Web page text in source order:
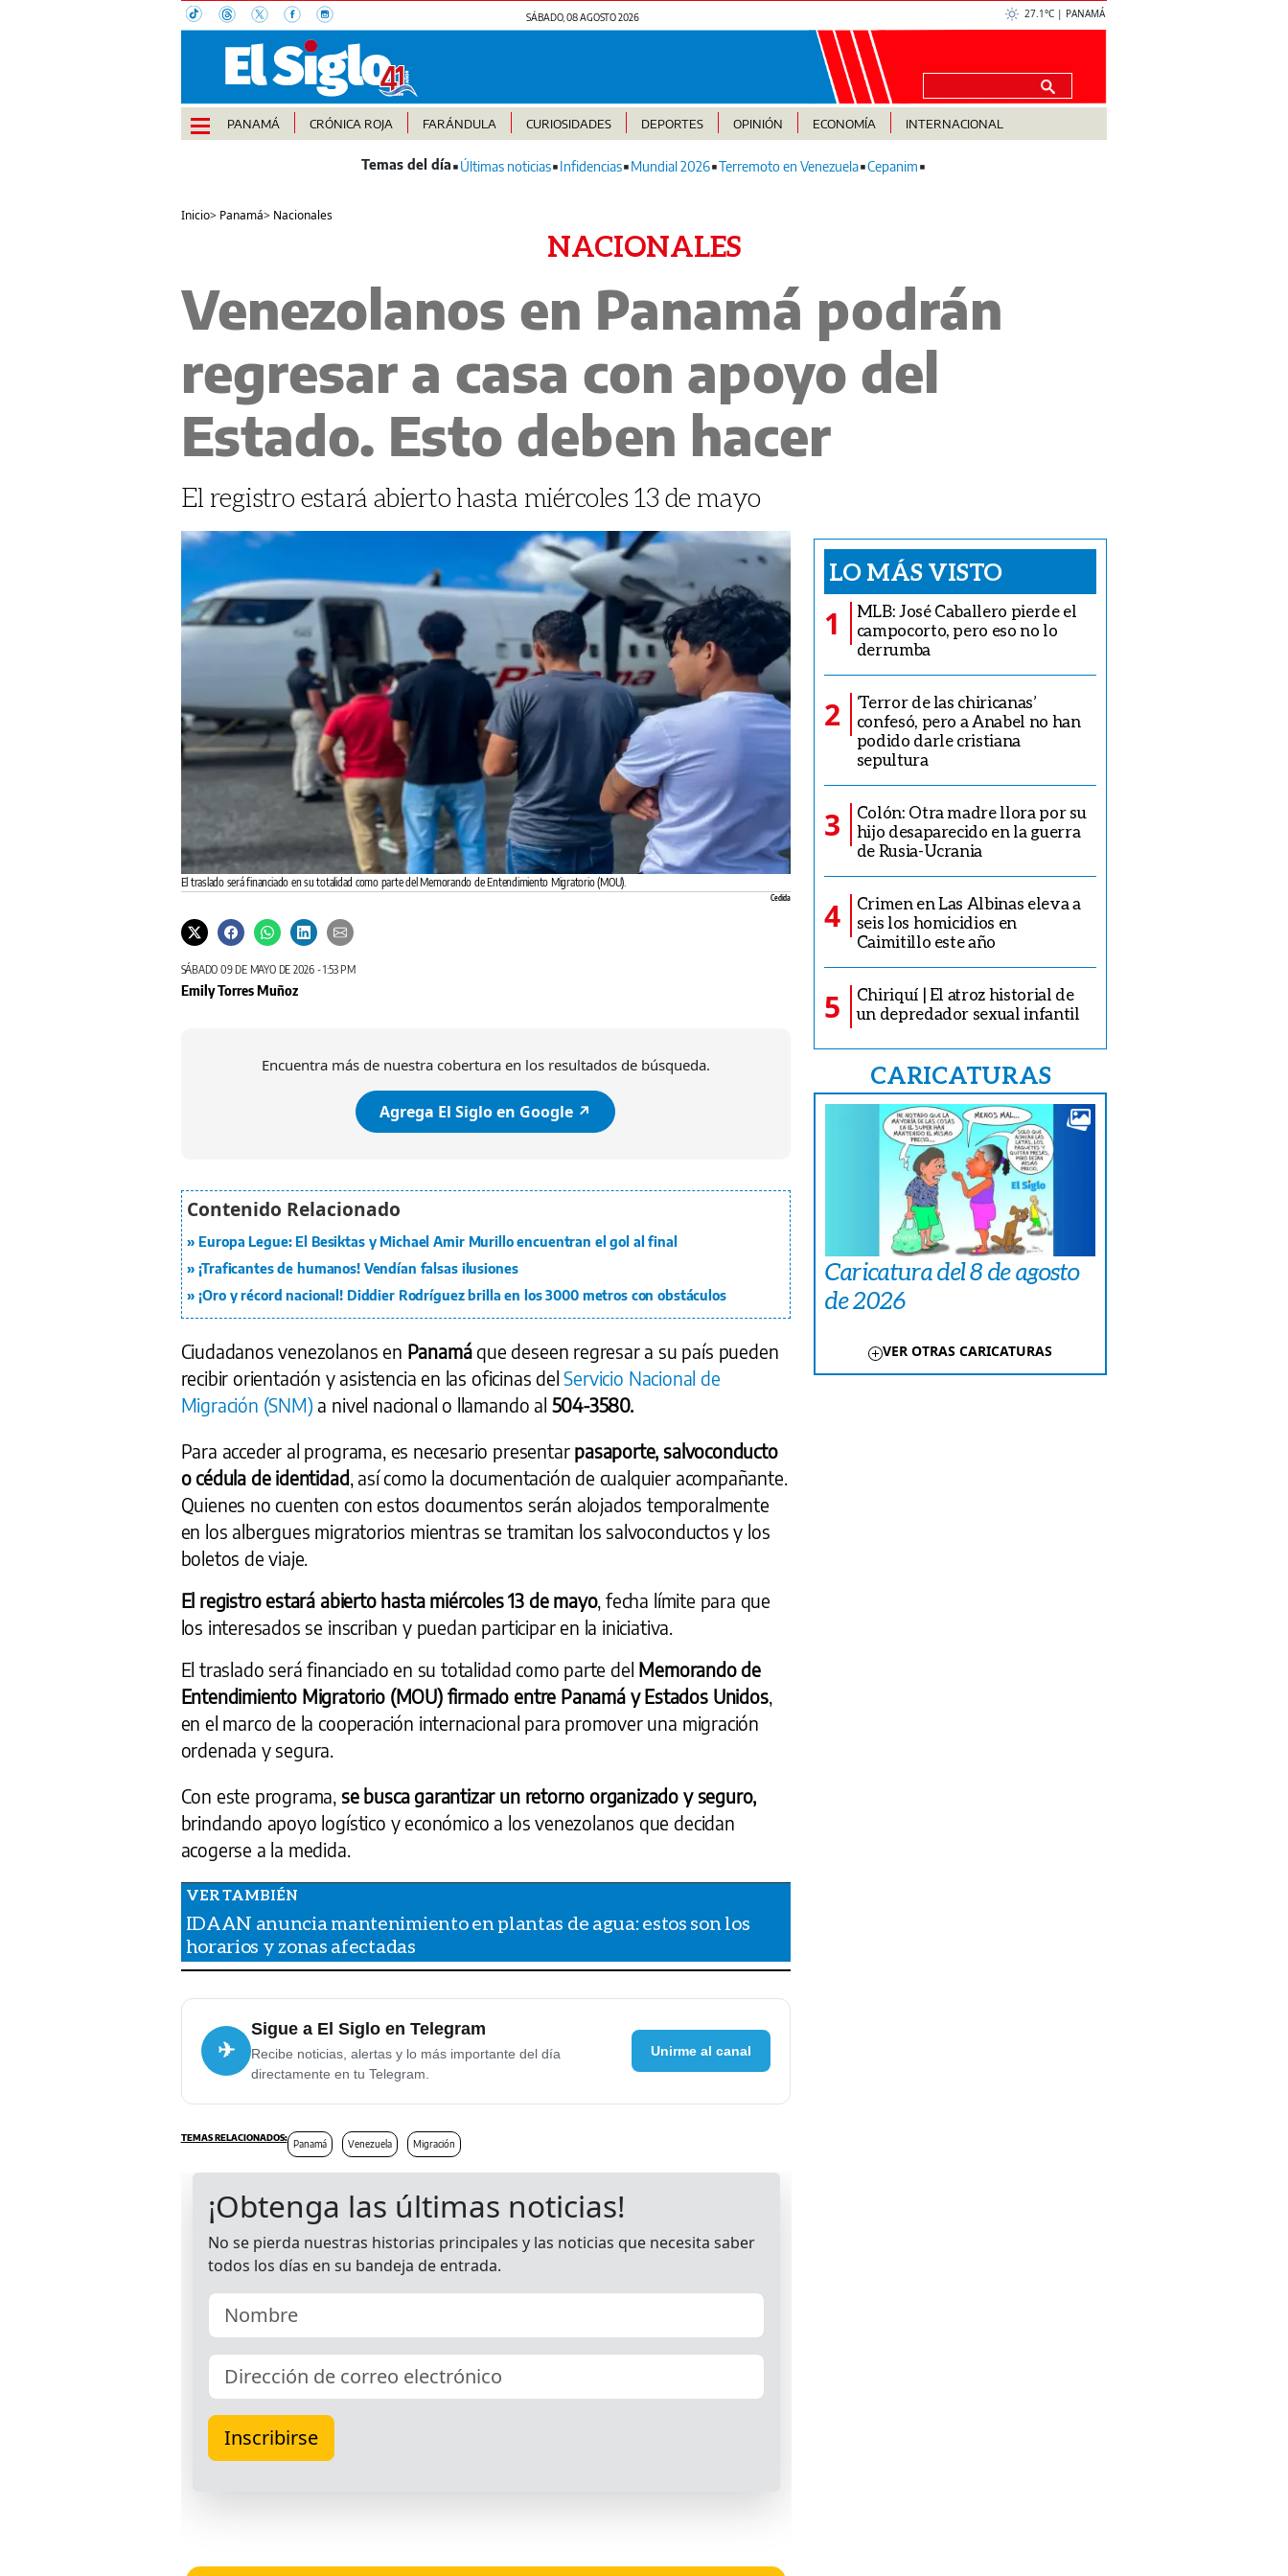
SÁBADO, 08 AGOSTO 2026 27.1°C | PANAMÁ
PANAMÁ CRÓNICA ROJA FARÁNDULA CURIOSIDADES DEPORTES OPINIÓN ECONOMÍA INTERNACIONAL
Últimas noticias Infidencias Mundial 2026 Terremoto en Venezuela Cepanim
Inicio> Panamá> Nacionales
NACIONALES
Venezolanos en Panamá podrán
regresar a casa con apoyo del
Estado. Esto deben hacer
El registro estará abierto hasta miércoles 13 de mayo
El traslado será financiado en su totalidad como parte del Memorando de Entendimiento Migratorio (MOU).
Cedida
SÁBADO 09 DE MAYO DE 2026 - 1:53 PM
Emily Torres Muñoz
Encuentra más de nuestra cobertura en los resultados de búsqueda.
Agrega El Siglo en Google ↗️
Europa Legue: El Besiktas y Michael Amir Murillo encuentran el gol al final
¡Traficantes de humanos! Vendían falsas ilusiones
¡Oro y récord nacional! Diddier Rodríguez brilla en los 3000 metros con obstáculos
Ciudadanos venezolanos en Panamáque deseen regresar a su país pueden
recibir orientación y asistencia en las oficinas del Servicio Nacional de
Migración (SNM) a nivel nacional o llamando al 504-3580.
Para acceder al programa, es necesario presentar pasaporte, salvoconducto
o cédula de identidad , así como la documentación de cualquier acompañante.
Quienes no cuenten con estos documentos serán alojados temporalmente
en los albergues migratorios mientras se tramitan los salvoconductos y los
boletos de viaje.
El registro estará abierto hasta miércoles 13 de mayo, fecha límite para que
los interesados se inscriban y puedan participar en la iniciativa.
El traslado será financiado en su totalidad como parte del Memorando de
Entendimiento Migratorio (MOU) firmado entre Panamá y Estados Unidos,
en el marco de la cooperación internacional para promover una migración
ordenada y segura.
Con este programa, se busca garantizar un retorno organizado y seguro,
brindando apoyo logístico y económico a los venezolanos que decidan
acogerse a la medida.
IDAAN anuncia mantenimiento en plantas de agua: estos son los
horarios y zonas afectadas
✈
Sigue a El Siglo en Telegram
Recibe noticias, alertas y lo más importante del día
directamente en tu Telegram.
Unirme al canal
Panamá Venezuela Migración
LO MÁS VISTO
1
MLB: José Caballero pierde el
campocorto, pero eso no lo
derrumba
2
‘Terror de las chiricanas’
confesó, pero a Anabel no han
podido darle cristiana
sepultura
3
Colón: Otra madre llora por su
hijo desaparecido en la guerra
de Rusia-Ucrania
4
Crimen en Las Albinas eleva a
seis los homicidios en
Caimitillo este año
5
Chiriquí | El atroz historial de
un depredador sexual infantil
CARICATURAS
Caricatura del 8 de agosto
de 2026
VER OTRAS CARICATURAS